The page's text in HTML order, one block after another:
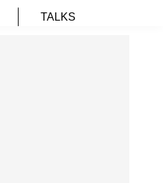
TALKS